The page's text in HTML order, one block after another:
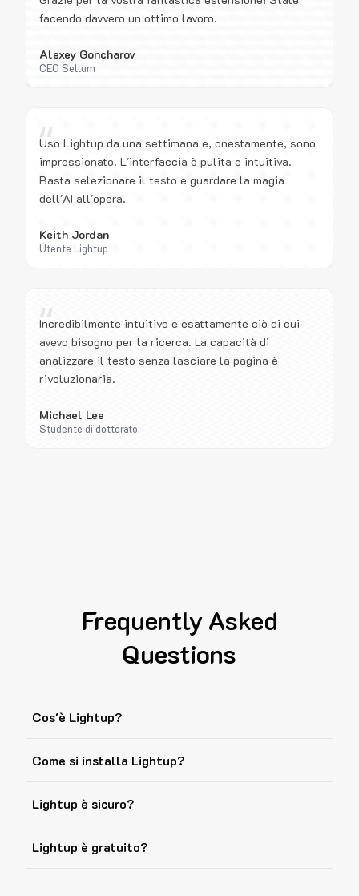
facendo davvero un ottimo lavoro.
Alexey Goncharov
CEO Sellum
“
Uso Lightup da una settimana e, onestamente, sono
impressionato. L'interfaccia è pulita e intuitiva.
Basta selezionare il testo e guardare la magia
dell'AI all'opera.
Keith Jordan
Utente Lightup
“
Incredibilmente intuitivo e esattamente ciò di cui
avevo bisogno per la ricerca. La capacità di
analizzare il testo senza lasciare la pagina è
rivoluzionaria.
Michael Lee
Studente di dottorato
Frequently Asked
Questions
Cos'è Lightup?
Come si installa Lightup?
Lightup è sicuro?
Lightup è gratuito?